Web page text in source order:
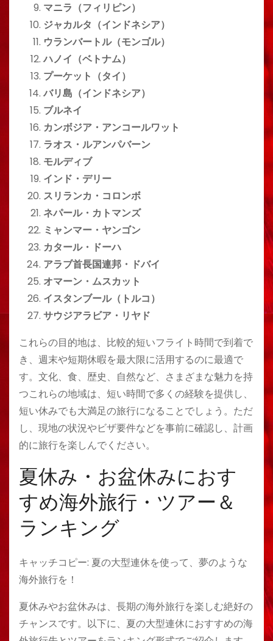
マニラ（フィリピン）
ジャカルタ（インドネシア）
ウランバートル（モンゴル）
ハノイ（ベトナム）
プーケット（タイ）
バリ島（インドネシア）
ブルネイ
カンボジア・アンコールワット
ラオス・ルアンパバーン
モルディブ
インド・デリー
スリランカ・コロンボ
ネパール・カトマンズ
ミャンマー・ヤンゴン
カタール・ドーハ
アラブ首長国連邦・ドバイ
オマーン・ムスカット
イスタンブール（トルコ）
サウジアラビア・リヤド
これらの目的地は、比較的短いフライト時間で到着で
き、週末や短期休暇を最大限に活用するのに最適で
す。文化、食、歴史、自然など、さまざまな魅力を持
つこれらの地域は、短い時間で多くの経験を提供し、
短い休みでも大満足の旅行になることでしょう。ただ
し、現地の状況やビザ要件などを事前に確認し、計画
的に旅行を楽しんでください。
夏休み・お盆休みにおす
すめ海外旅行・ツアー＆
ランキング
キャッチコピー: 夏の大型連休を使って、夢のような
海外旅行を！
夏休みやお盆休みは、長期の海外旅行を楽しむ絶好の
チャンスです。以下に、夏の大型連休におすすめの海